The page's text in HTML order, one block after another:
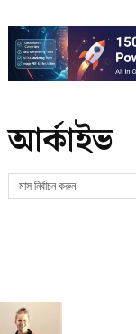
আর্কাইভ